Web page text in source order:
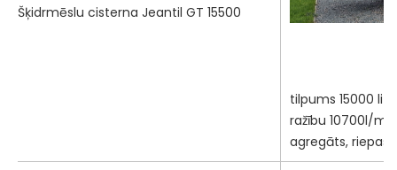
Šķidrmēslu cisterna Jeantil GT 15500
tilpums 15000
ražību 10700l/
agregāts, riepas